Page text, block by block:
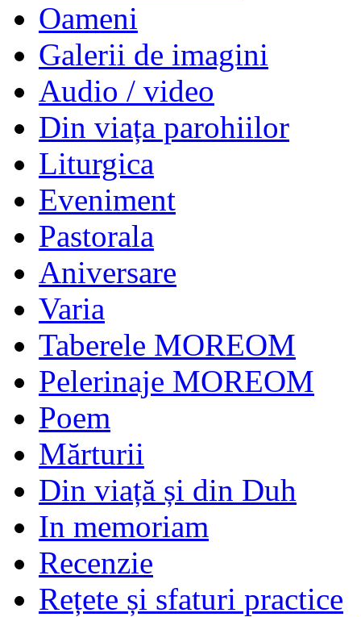
Oameni
Galerii de imagini
Audio / video
Din viața parohiilor
Liturgica
Eveniment
Pastorala
Aniversare
Varia
Taberele MOREOM
Pelerinaje MOREOM
Poem
Mărturii
Din viață și din Duh
In memoriam
Recenzie
Rețete și sfaturi practice